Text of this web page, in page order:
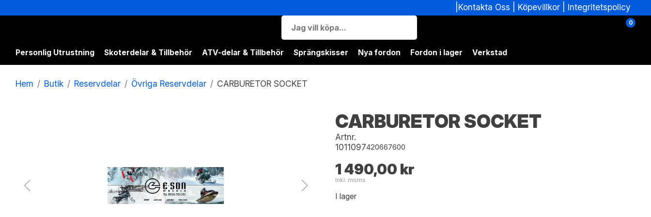
Köpevillkor| Integritetspolicy
0
Personlig Utrustning Skoterdelar & Tillbehör ATV-delar & Tillbehör Sprängskisser Nya fordon Fordon i lager Verkstad
Hem Butik Reservdelar Övriga Reservdelar CARBURETOR SOCKET
CARBURETOR SOCKET
Artnr.
1011097420667600
1 490,00 kr
Inkl. moms
I lager